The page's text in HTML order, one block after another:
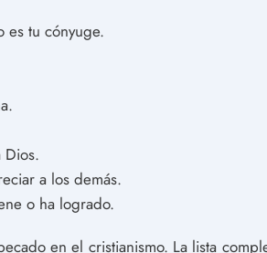
es tu cónyuge.
Dios.
a los demás.
o ha logrado.
en el cristianismo. La lista